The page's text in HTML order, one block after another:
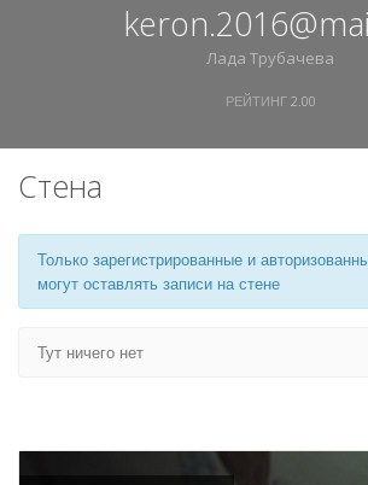
Лада Трубачева
РЕЙТИНГ 2.00
Стена
Только зарегистрированные и
могут оставлять записи на стене
Тут ничего нет